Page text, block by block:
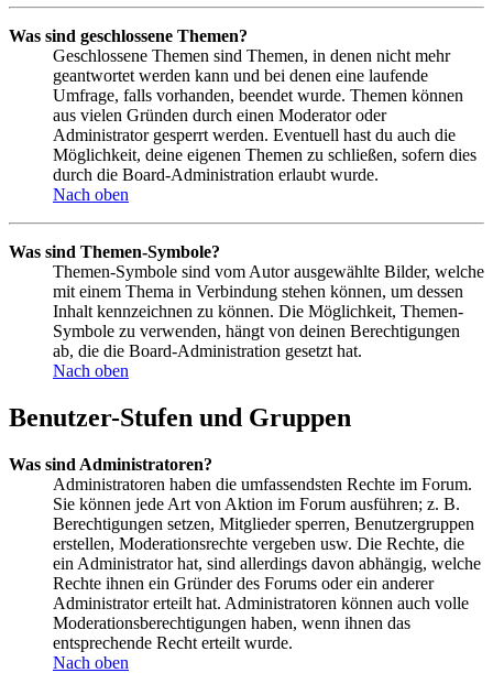
Was sind geschlossene Themen?
Geschlossene Themen sind Themen, in denen nicht mehr
geantwortet werden kann und bei denen eine laufende
Umfrage, falls vorhanden, beendet wurde. Themen können
aus vielen Gründen durch einen Moderator oder
Administrator gesperrt werden. Eventuell hast du auch die
Möglichkeit, deine eigenen Themen zu schließen, sofern dies
durch die Board-Administration erlaubt wurde.
Nach oben
Was sind Themen-Symbole?
Themen-Symbole sind vom Autor ausgewählte Bilder, welche
mit einem Thema in Verbindung stehen können, um dessen
Inhalt kennzeichnen zu können. Die Möglichkeit, Themen-
Symbole zu verwenden, hängt von deinen Berechtigungen
ab, die die Board-Administration gesetzt hat.
Nach oben
Benutzer-Stufen und Gruppen
Was sind Administratoren?
Administratoren haben die umfassendsten Rechte im Forum.
Sie können jede Art von Aktion im Forum ausführen; z. B.
Berechtigungen setzen, Mitglieder sperren, Benutzergruppen
erstellen, Moderationsrechte vergeben usw. Die Rechte, die
ein Administrator hat, sind allerdings davon abhängig, welche
Rechte ihnen ein Gründer des Forums oder ein anderer
Administrator erteilt hat. Administratoren können auch volle
Moderationsberechtigungen haben, wenn ihnen das
entsprechende Recht erteilt wurde.
Nach oben